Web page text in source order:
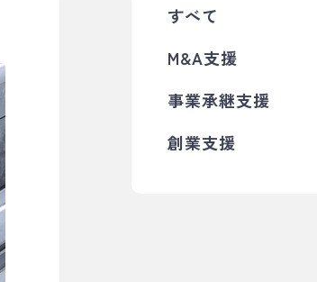
すべて
M&A支援
事業承継支援
創業支援